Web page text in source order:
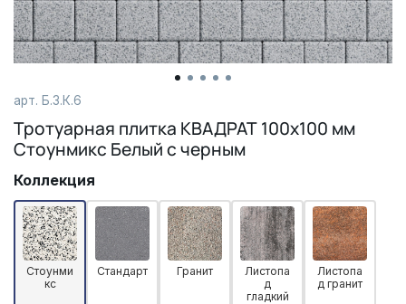
арт. Б.3.К.6
Тротуарная плитка КВАДРАТ 100х100 мм
Стоунмикс Белый с черным
Коллекция
Стоунми
кс
Стандарт Гранит
Листопа
д
гладкий
Листопа
д гранит